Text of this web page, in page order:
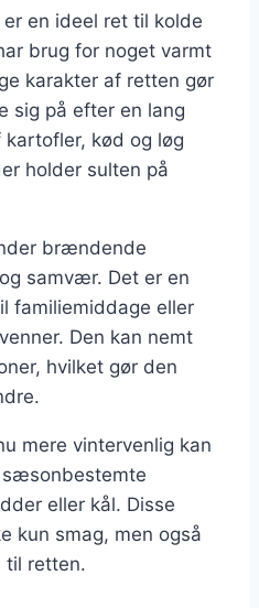
en ideel ret til kolde
brug for noget varmt
karakter af retten gør
sig på efter en lang
kød og løg
holder sulten på
brændende
samvær. Det er en
familiemiddage eller
Den kan nemt
hvilket gør den
mere vintervenlig kan
eller kål. Disse
kun smag, men også
retten.